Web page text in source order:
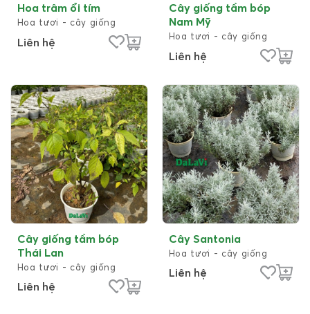
Hoa tươi - cây giống
Hoa trâm ổi tím
Liên hệ Hoa tươi - cây giống
Cây giống tầm bóp
Nam Mỹ
Liên hệ
Hoa tươi - cây giống
Cây giống tầm bóp
Thái Lan
Liên hệ
Hoa tươi - cây giống
Cây Santonia
Liên hệ